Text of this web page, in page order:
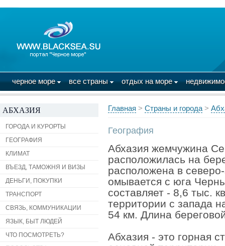
черное море все страны отдых на море
АБХАЗИЯ
ГОРОДА И КУРОРТЫ
ГЕОГРАФИЯ
КЛИМАТ
ВЪЕЗД, ТАМОЖНЯ И ВИЗЫ
ДЕНЬГИ, ПОКУПКИ
ТРАНСПОРТ
СВЯЗЬ, КОММУНИКАЦИИ
ЯЗЫК, БЫТ ЛЮДЕЙ
ЧТО ПОСМОТРЕТЬ?
Главная > Страны и города >
География
Абхазия жемчужина
расположилась на
расположена в
омывается с юга
составляет - 8,6 тыс.
территории с запада
54 км. Длина
Абхазия - это горная